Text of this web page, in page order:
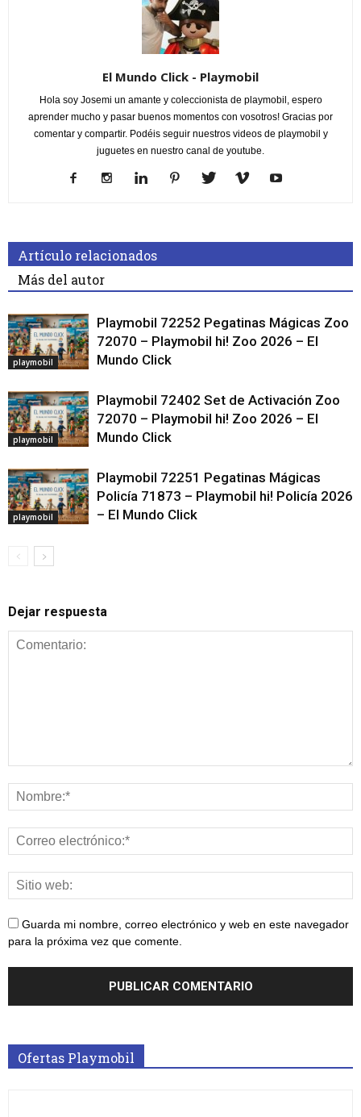
El Mundo Click - Playmobil
Hola soy Josemi un amante y coleccionista de playmobil, espero
aprender mucho y pasar buenos momentos con vosotros! Gracias por
comentar y compartir. Podéis seguir nuestros videos de playmobil y
juguetes en nuestro canal de youtube.
Artículo relacionados
Más del autor
playmobil
Playmobil 72252 Pegatinas Mágicas Zoo
72070 – Playmobil hi! Zoo 2026 – El
Mundo Click
playmobil
Playmobil 72402 Set de Activación Zoo
72070 – Playmobil hi! Zoo 2026 – El
Mundo Click
playmobil
Playmobil 72251 Pegatinas Mágicas
Policía 71873 – Playmobil hi! Policía 2026
– El Mundo Click
Dejar respuesta
Guarda mi nombre, correo electrónico y web en este navegador
para la próxima vez que comente.
Ofertas Playmobil